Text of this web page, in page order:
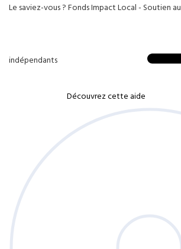
Le saviez-vous ?Fonds Impact Local - Soutien
indépendants
Découvrez cette aide